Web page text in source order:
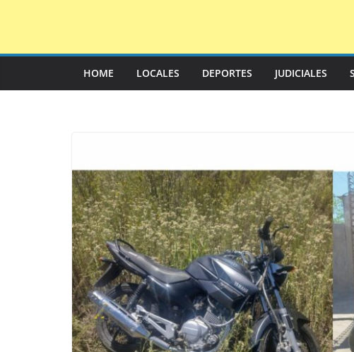
HOME LOCALES DEPORTES JUDICIALES